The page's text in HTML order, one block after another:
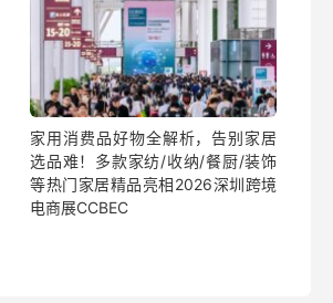
家用消费品好物全解析，告别家居
选品难！多款家纺/收纳/餐厨/装饰
等热门家居精品亮相2026深圳跨境
电商展CCBEC